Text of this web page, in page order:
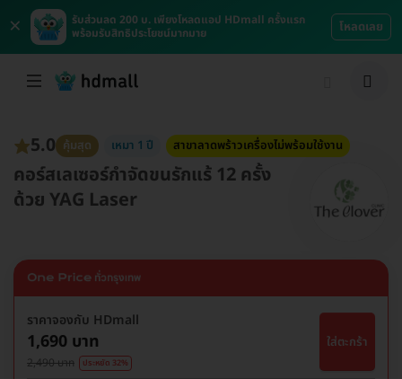
×
รับส่วนลด 200 บ. เพียงโหลดแอป HDmall ครั้งแรก
พร้อมรับสิทธิประโยชน์มากมาย
โหลดเลย
5.0 คุ้มสุด เหมา 1 ปี สาขาลาดพร้าวเครื่องไม่พร้อมใช้งาน
คอร์สเลเซอร์กำจัดขนรักแร้ 12 ครั้ง
ด้วย YAG Laser
ราคาจองกับ HDmall
1,690 บาท
2,490 บาท ประหยัด 32%
ใส่ตะกร้า